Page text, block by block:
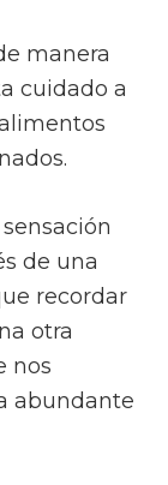
manera
cuidado a
de una
recordar
otra
nos
abundante